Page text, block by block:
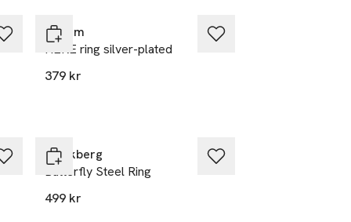
Pilgrim
HERE ring silver-plated
379 kr
Mockberg
Butterfly Steel Ring
499 kr